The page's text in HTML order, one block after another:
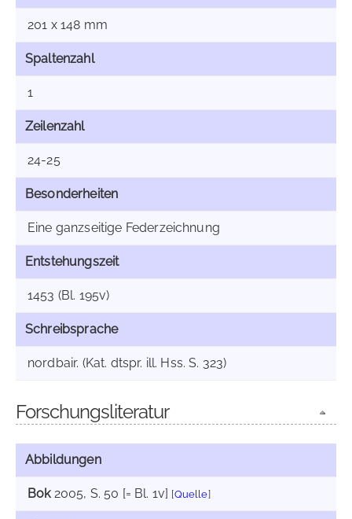
201 x 148 mm
Spaltenzahl
1
Zeilenzahl
24-25
Besonderheiten
Eine ganzseitige Federzeichnung
Entstehungszeit
1453 (Bl. 195v)
Schreibsprache
nordbair. (Kat. dtspr. ill. Hss. S. 323)
Forschungsliteratur
Abbildungen
Bok2005, S. 50 [= Bl. 1v] [Quelle]